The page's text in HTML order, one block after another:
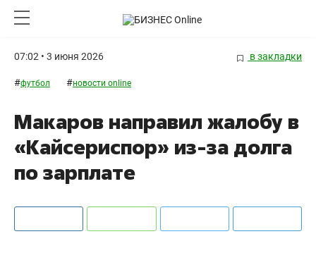
07:02 • 3 июня 2026 в закладки
#футбол #новости online
Макаров направил жалобу в
«Кайсериспор» из‑за долга
по зарплате